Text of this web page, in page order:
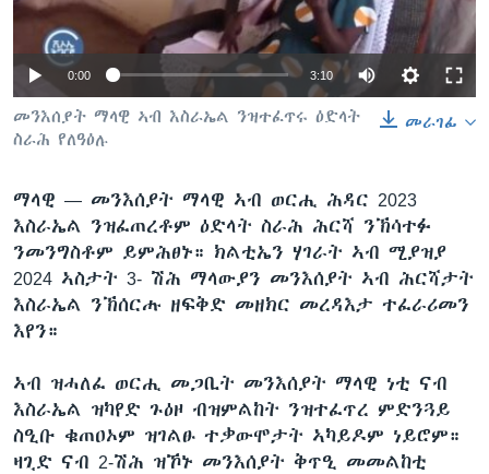
ቂሔ ጽልሚ
ቋንቋታት
0:00 3:10
መራገፊ
መንእሰያት ማላዊ ኣብ እስራኤል ንዝተፈጥሩ ዕድላት
ስራሕ የለዓዕሉ
ማላዊ — መንእሰያት ማላዊ ኣብ ወርሒ ሕዳር 2023
እስራኤል ንዝፈጠረቶም ዕድላት ስራሕ ሕርሻ ንኽሳተፉ
ንመንግስቶም ይምሕፀኑ። ክልቲኤን ሃገራት ኣብ ሚያዝያ
2024 ኣስታት 3- ሽሕ ማላውያን መንእሰያት ኣብ ሕርሻታት
እስራኤል ንኽሰርሑ ዘፍቅድ መዘክር መረዳእታ ተፈራሪመን
እየን።
ኣብ ዝሓለፈ ወርሒ መጋቢት መንእሰያት ማላዊ ነቲ ናብ
እስራኤል ዝካየድ ጉዕዞ ብዝምልከት ንዝተፈጥረ ምድንጓይ
ስዒቡ ቁጠዐኦም ዝገልፁ ተቃውሞታት ኣካይዶም ነይሮም።
ዛጊድ ናብ 2-ሽሕ ዝኾኑ መንእሰያት ቅጥዒ መመልከቲ